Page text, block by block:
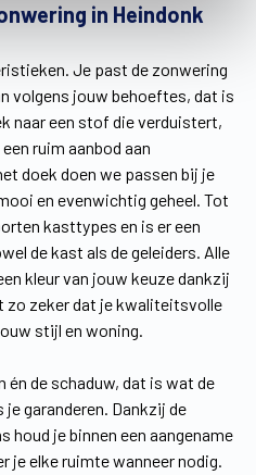
in Heindonk
Je past de zonwering
volgens jouw behoeftes, dat is
naar een stof die verduistert,
ruim aanbod aan
doek doen we passen bij je
en evenwichtig geheel. Tot
kasttypes en is er een
de kast als de geleiders. Alle
kleur van jouw keuze dankzij
zo zeker dat je kwaliteitsvolle
stijl en woning.
én de schaduw, dat is wat de
garanderen. Dankzij de
houd je binnen een aangename
je elke ruimte wanneer nodig.